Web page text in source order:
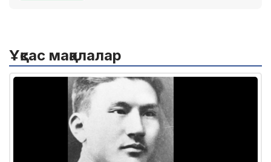
Ұқсас мақалалар